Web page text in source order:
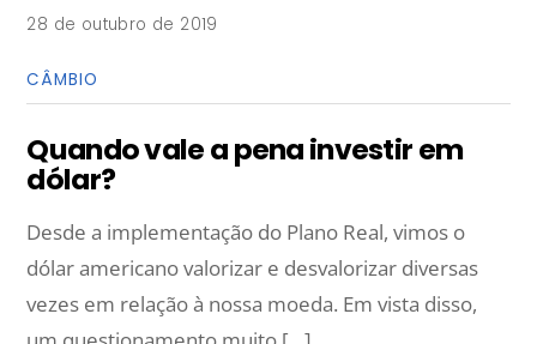
28 de outubro de 2019
CÂMBIO
Quando vale a pena investir em
dólar?
Desde a implementação do Plano Real, vimos o
dólar americano valorizar e desvalorizar diversas
vezes em relação à nossa moeda. Em vista disso,